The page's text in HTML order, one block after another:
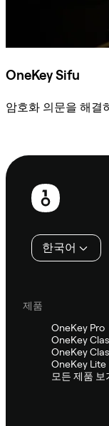
OneKey Sifu
암호화 의문을 해결
보
한국어
제품
OneKey Pro
OneKey
OneKey
OneKey Lite
모든 제품 보